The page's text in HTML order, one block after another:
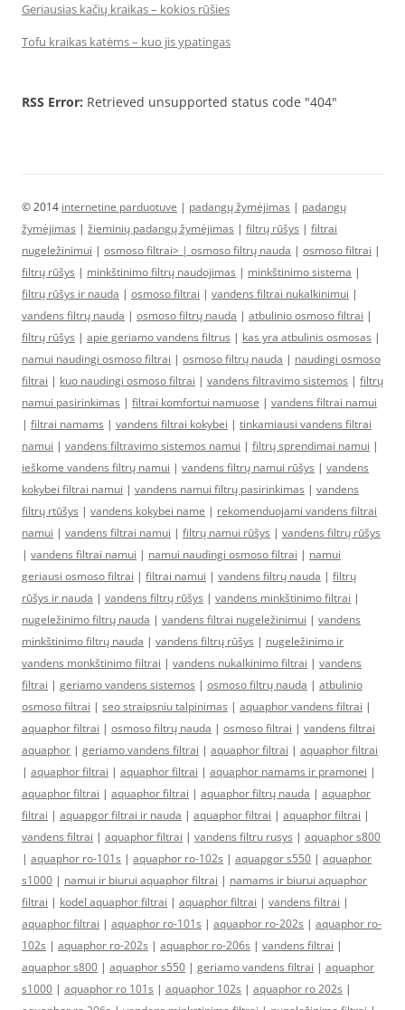
Geriausias kačių kraikas – kokios rūšies
Tofu kraikas katėms – kuo jis ypatingas
RSS Error: Retrieved unsupported status code "404"
© 2014 internetine parduotuve | padangų žymėjimas | padangų
žymėjimas | žieminių padangų žymėjimas | filtrų rūšys | filtrai
nugeležinimui | osmoso filtrai> | osmoso filtrų nauda | osmoso filtrai |
filtrų rūšys | minkštinimo filtrų naudojimas | minkštinimo sistema |
filtrų rūšys ir nauda | osmoso filtrai | vandens filtrai nukalkinimui |
vandens filtrų nauda | osmoso filtrų nauda | atbulinio osmoso filtrai |
filtrų rūšys | apie geriamo vandens filtrus | kas yra atbulinis osmosas |
namui naudingi osmoso filtrai | osmoso filtrų nauda | naudingi osmoso
filtrai | kuo naudingi osmoso filtrai | vandens filtravimo sistemos | filtrų
namui pasirinkimas | filtrai komfortui namuose | vandens filtrai namui
| filtrai namams | vandens filtrai kokybei | tinkamiausi vandens filtrai
namui | vandens filtravimo sistemos namui | filtrų sprendimai namui |
ieškome vandens filtrų namui | vandens filtrų namui rūšys | vandens
kokybei filtrai namui | vandens namui filtrų pasirinkimas | vandens
filtrų rtūšys | vandens kokybei name | rekomenduojami vandens filtrai
namui | vandens filtrai namui | filtrų namui rūšys | vandens filtrų rūšys
| vandens filtrai namui | namui naudingi osmoso filtrai | namui
geriausi osmoso filtrai | filtrai namui | vandens filtrų nauda | filtrų
rūšys ir nauda | vandens filtrų rūšys | vandens minkštinimo filtrai |
nugeležinimo filtrų nauda | vandens filtrai nugeležinimui | vandens
minkštinimo filtrų nauda | vandens filtrų rūšys | nugeležinimo ir
vandens monkštinimo filtrai | vandens nukalkinimo filtrai | vandens
filtrai | geriamo vandens sistemos | osmoso filtrų nauda | atbulinio
osmoso filtrai | seo straipsniu talpinimas | aquaphor vandens filtrai |
aquaphor filtrai | osmoso filtrų nauda | osmoso filtrai | vandens filtrai
aquaphor | geriamo vandens filtrai | aquaphor filtrai | aquaphor filtrai
| aquaphor filtrai | aquaphor filtrai | aquaphor namams ir pramonei |
aquaphor filtrai | aquaphor filtrai | aquaphor filtrų nauda | aquaphor
filtrai | aquapgor filtrai ir nauda | aquaphor filtrai | aquaphor filtrai |
vandens filtrai | aquaphor filtrai | vandens filtru rusys | aquaphor s800
| aquaphor ro-101s | aquaphor ro-102s | aquapgor s550 | aquaphor
s1000 | namui ir biurui aquaphor filtrai | namams ir biurui aquaphor
filtrai | kodel aquaphor filtrai | aquaphor filtrai | vandens filtrai |
aquaphor filtrai | aquaphor ro-101s | aquaphor ro-202s | aquaphor ro-
102s | aquaphor ro-202s | aquaphor ro-206s | vandens filtrai |
aquaphor s800 | aquaphor s550 | geriamo vandens filtrai | aquaphor
s1000 | aquaphor ro 101s | aquaphor 102s | aquaphor ro 202s |